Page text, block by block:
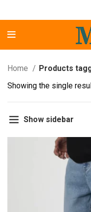
Home
Products
Showing the single
Show sidebar